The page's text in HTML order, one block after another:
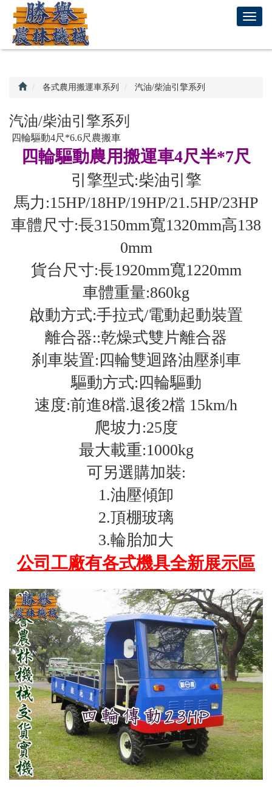
T
a
o
n
回
首
頁
各式農用搬運車系列 汽油/柴油引擎系列
汽油/柴油引擎系列
四輪驅動4尺*6.6尺農搬車
四輪驅動農用搬運車4尺半*7尺
引擎型式:柴油引擎
馬力:15HP/18HP/19HP/21.5HP/23HP
車體尺寸:長3150mm寬1320mm高138
0mm
貨台尺寸:長1920mm寬1220mm
車體重量:860kg
啟動方式:手拉式/電動起動裝置
離合器::乾燥式雙片離合器
刹車裝置:四輪雙迴路油壓刹車
驅動方式:四輪驅動
速度:前進8檔.退後2檔 15km/h
爬坡力:25度
最大載重:1000kg
可另選購加裝:
1.油壓傾卸
2.頂棚玻璃
3.輪胎加大
公司工廠有各式機具全新展示區